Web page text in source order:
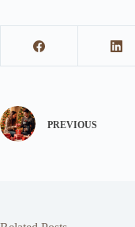
PREVIOUS